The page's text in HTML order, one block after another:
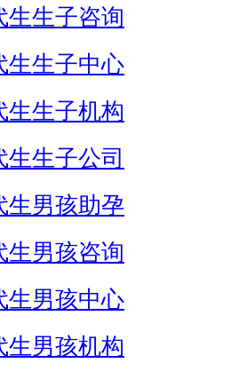
生生子咨询
生生子中心
生生子机构
生生子公司
生男孩助孕
生男孩咨询
生男孩中心
生男孩机构